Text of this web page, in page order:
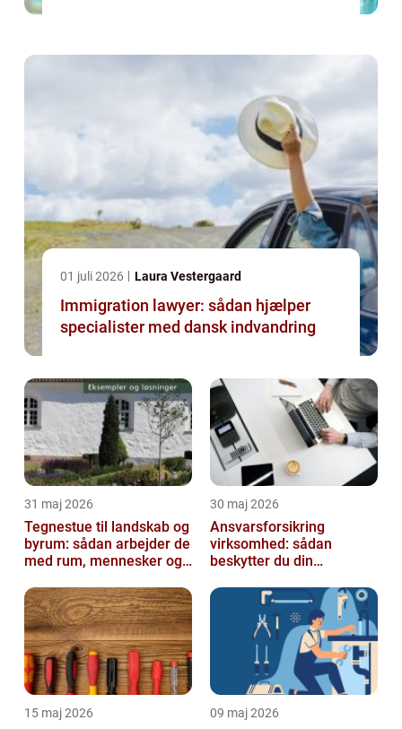
01 juli 2026 Laura Vestergaard
Immigration lawyer: sådan hjælper
specialister med dansk indvandring
31 maj 2026
Tegnestue til landskab og
byrum: sådan arbejder de
med rum, mennesker og
30 maj 2026
Ansvarsforsikring
virksomhed: sådan
beskytter du din
15 maj 2026 09 maj 2026